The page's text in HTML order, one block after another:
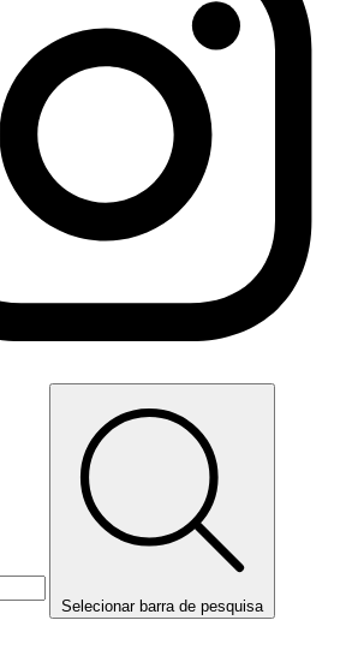
Selecionar barra de pesquisa